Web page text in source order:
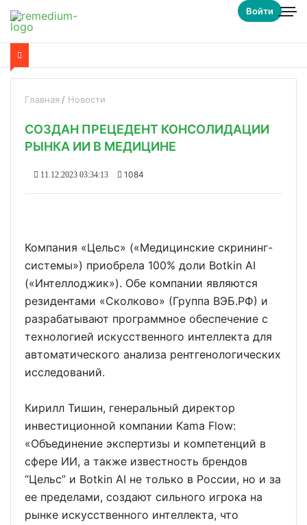
Войти
Главная Новости
СОЗДАН ПРЕЦЕДЕНТ КОНСОЛИДАЦИИ
РЫНКА ИИ В МЕДИЦИНЕ
11.12.2023 03:34:13 1084
Компания «Цельс» («Медицинские скрининг-
системы») приобрела 100% доли Botkin AI
(«Интеллоджик»). Обе компании являются
резидентами «Сколково» (Группа ВЭБ.РФ) и
разрабатывают программное обеспечение с
технологией искусственного интеллекта для
автоматического анализа рентгенологических
исследований.
Кирилл Тишин, генеральный директор
инвестиционной компании Kama Flow:
«Объединение экспертизы и компетенций в
сфере ИИ, а также известность брендов
“Цельс” и Botkin AI не только в России, но и за
ее пределами, создают сильного игрока на
рынке искусственного интеллекта, что